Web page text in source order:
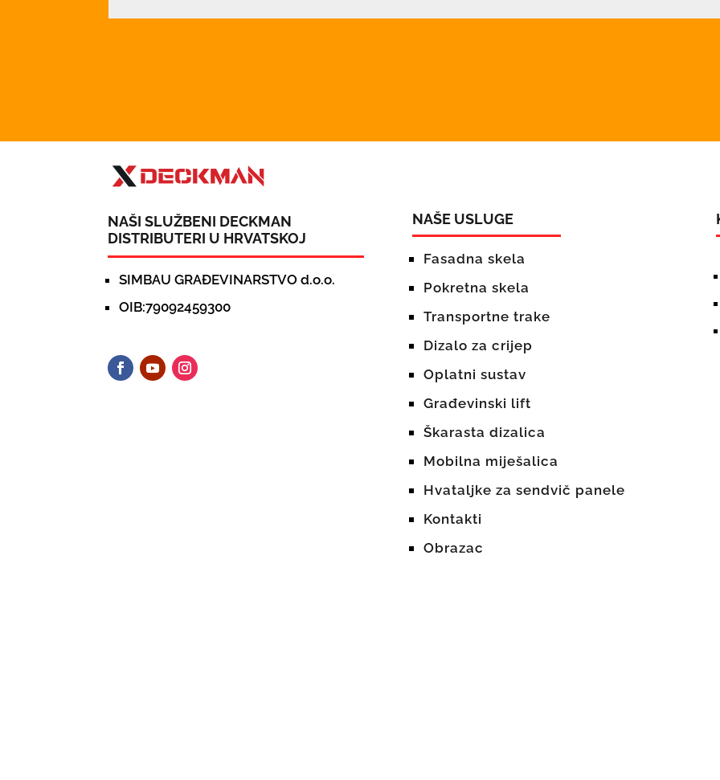
NAŠI SLUŽBENI DECKMAN
DISTRIBUTERI U HRVATSKOJ
SIMBAU GRAĐEVINARSTVO d.o.o.
OIB:79092459300
NAŠE USLUGE
Fasadna skela
Pokretna skela
Transportne trake
Dizalo za crijep
Oplatni sustav
Građevinski lift
Škarasta dizalica
Mobilna miješalica
Hvataljke za sendvič panele
Kontakti
Obrazac